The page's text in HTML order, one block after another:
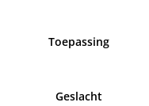
Toepassing
Geslacht